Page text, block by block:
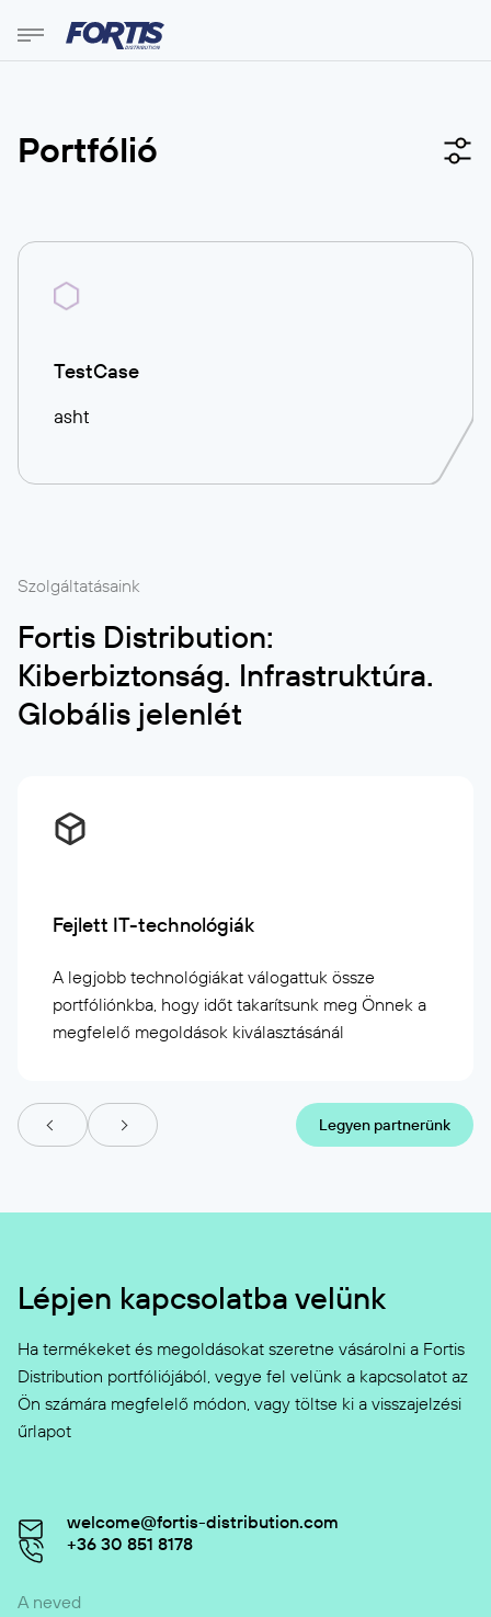
Portfólió
TestCase
asht
Szolgáltatásaink
Fortis Distribution:
Kiberbiztonság. Infrastruktúra.
Globális jelenlét
Fejlett IT-technológiák
A legjobb technológiákat válogattuk össze
portfóliónkba, hogy időt takarítsunk meg Önnek a
megfelelő megoldások kiválasztásánál
Legyen partnerünk
Lépjen kapcsolatba velünk
Ha termékeket és megoldásokat szeretne vásárolni a Fortis
Distribution portfóliójából, vegye fel velünk a kapcsolatot az
Ön számára megfelelő módon, vagy töltse ki a visszajelzési
űrlapot
welcome@fortis-distribution.com
+36 30 851 8178
A neved